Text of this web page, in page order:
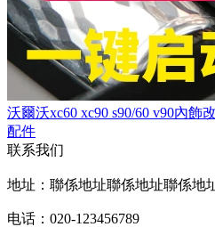
沃爾沃xc60 xc90 s90/60 v90內
配件
联系我们
地址：聯係地址聯係地址聯係地
电话：020-123456789